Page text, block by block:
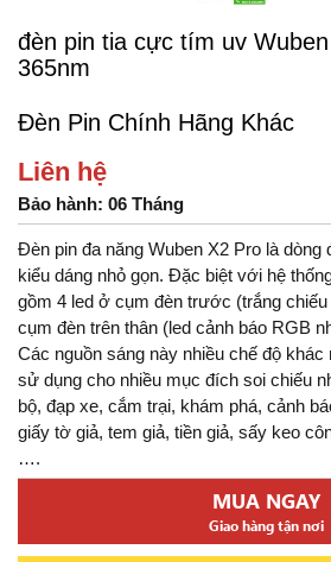
đèn pin tia cực tím uv
365nm
Đèn Pin Chính Hãng Khác
Liên hệ
Bảo hành: 06 Tháng
Đèn pin đa năng Wuben X2 Pro là dòng
kiểu dáng nhỏ gọn. Đặc biệt với hệ
gồm 4 led ở cụm đèn trước (trắng
cụm đèn trên thân (led cảnh báo RGB
Các nguồn sáng này nhiều chế độ
sử dụng cho nhiều mục đích soi chiếu
bộ, đạp xe, cắm trại, khám phá, cảnh
giấy tờ giả, tem giả, tiền giả, sấy keo
….
MUA NGAY
Giao hàng tận nơi